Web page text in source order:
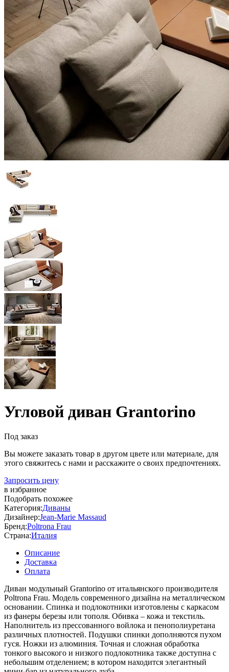
Угловой диван Grantorino
Под заказ
Вы можете заказать товар в другом цвете или материале, для
этого свяжитесь с нами и расскажите о своих предпочтениях.
Запросить цену
в избранное
Подобрать похожее
Категория:Диваны
Дизайнер:Jean-Marie Massaud
Бренд:Poltrona Frau
Страна:Италия
Описание
Доставка
Оплата
Диван модульный Grantorino от итальянского производителя
Poltrona Frau. Модель современного дизайна на металлическом
основании. Спинка и подлокотники изготовлены с каркасом
из фанеры березы или тополя. Обивка – кожа и текстиль.
Наполнитель из прессованного войлока и пенополиуретана
различных плотностей. Подушки спинки дополняются пухом
гуся. Ножки из алюминия. Точная и сложная обработка
тонкого высокого и низкого подлокотника также доступна с
небольшим отделением; в котором находится элегантный